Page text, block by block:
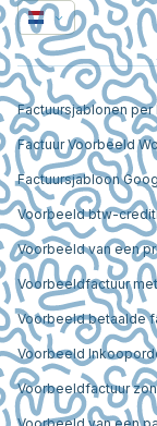
Factuursjablonen
Factuur Voorbeeld
Factuursjabloon
Voorbeeld btw-
Voorbeeld van een
Voorbeeldfactuur
Voorbeeld betaalde
Voorbeeld
Voorbeeldfactuur